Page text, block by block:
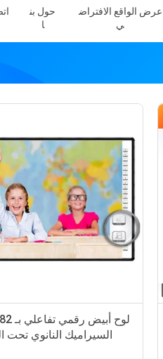
عرض الواقع الافتراض
ي
حول بن
ا
السيراميك النانوي تحت